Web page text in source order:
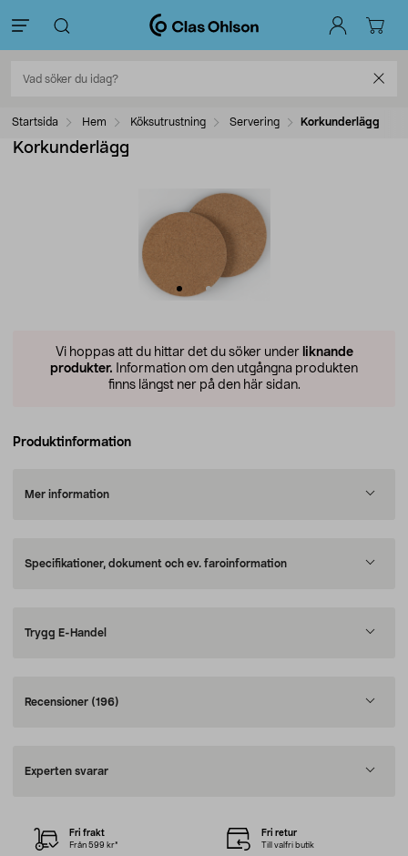
Startsida Hem Köksutrustning Servering Korkunderlägg
Korkunderlägg
Vi hoppas att du hittar det du söker under liknande
produkter. Information om den utgångna produkten
finns längst ner på den här sidan.
Produktinformation
Mer information
Specifikationer, dokument och ev. faroinformation
Trygg E-Handel
Recensioner (196)
Experten svarar
Fri frakt
Från 599 kr*
Fri retur
Till valfri butik